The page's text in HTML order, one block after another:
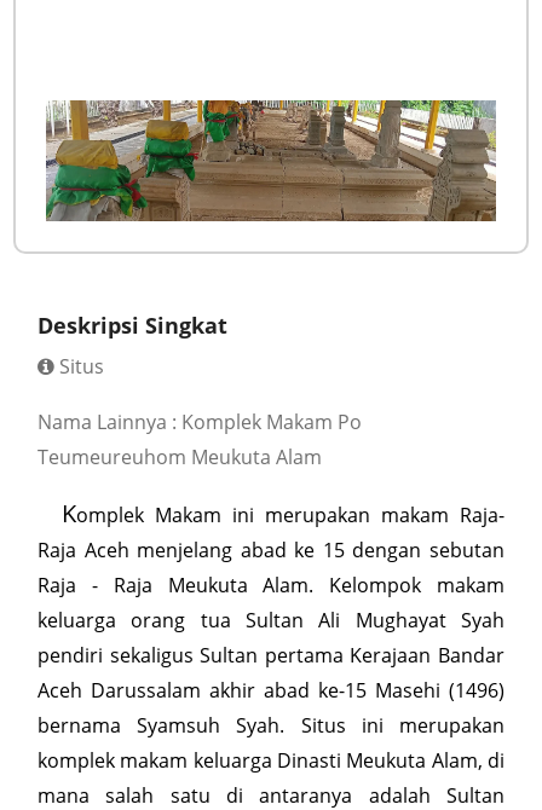
Deskripsi Singkat
Situs
Nama Lainnya : Komplek Makam Po
Teumeureuhom Meukuta Alam
Komplek Makam ini merupakan makam Raja-
Raja Aceh menjelang abad ke 15 dengan sebutan
Raja - Raja Meukuta Alam. Kelompok makam
keluarga orang tua Sultan Ali Mughayat Syah
pendiri sekaligus Sultan pertama Kerajaan Bandar
Aceh Darussalam akhir abad ke-15 Masehi (1496)
bernama Syamsuh Syah. Situs ini merupakan
komplek makam keluarga Dinasti Meukuta Alam, di
mana salah satu di antaranya adalah Sultan